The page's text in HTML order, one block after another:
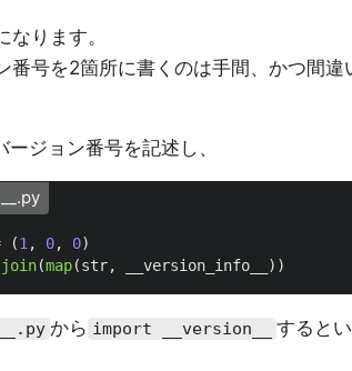
ります。
番号を2箇所に書くのは手間、かつ間
ージョン番号を記述し、
(1 , 0, 0)
join(map(str, __version_info__ ))
から import __version__
すると